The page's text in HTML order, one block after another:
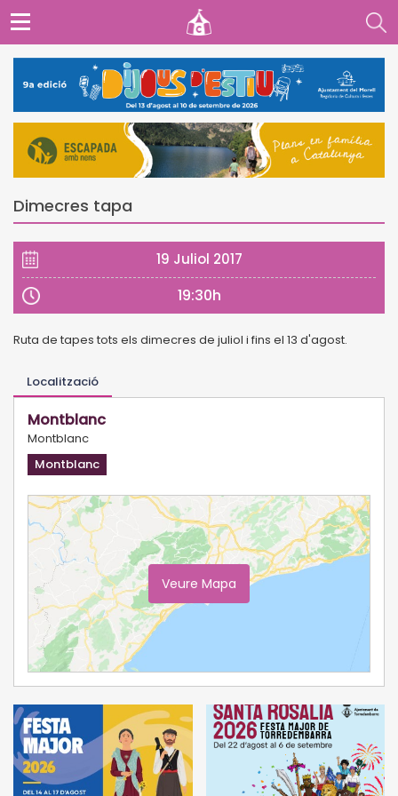
Dimecres tapa
19 Juliol 2017
19:30h
Ruta de tapes tots els dimecres de juliol i fins el 13 d'agost.
Localització
Montblanc
Montblanc
Montblanc
Veure Mapa